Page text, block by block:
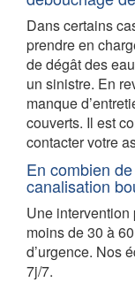
Dans certains
prendre en
de dégât des
un sinistre. En
manque
couverts. Il est
contacter votre
En combien
canalisation
Une
moins de 30 à
d’urgence. Nos
7j/7.